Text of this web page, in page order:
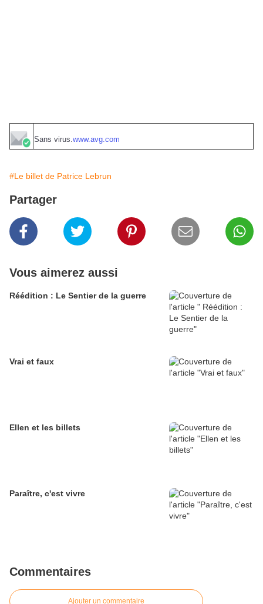
Sans virus.www.avg.com
#Le billet de Patrice Lebrun
Partager
Vous aimerez aussi
Réédition : Le Sentier de la guerre
Vrai et faux
Ellen et les billets
Paraître, c'est vivre
Commentaires
Ajouter un commentaire